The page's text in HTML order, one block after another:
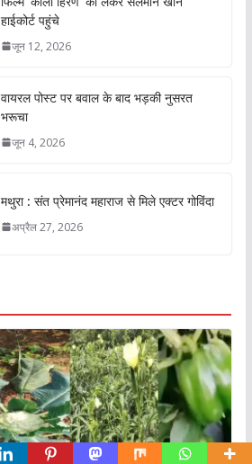
हाईकोर्ट पहुंचे
जून 12, 2026
वायरल पोस्ट पर बवाल के बाद भड़की नुसरत
भरूचा
जून 4, 2026
मथुरा : संत प्रेमानंद महाराज से मिले एक्टर गोविंदा
अप्रैल 27, 2026